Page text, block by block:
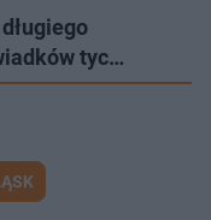
tyc…